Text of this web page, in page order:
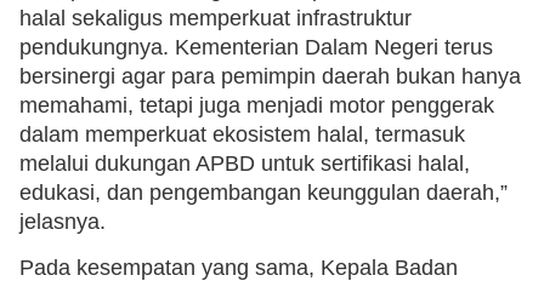
halal sekaligus memperkuat infrastruktur
pendukungnya. Kementerian Dalam Negeri terus
bersinergi agar para pemimpin daerah bukan hanya
memahami, tetapi juga menjadi motor penggerak
dalam memperkuat ekosistem halal, termasuk
melalui dukungan APBD untuk sertifikasi halal,
edukasi, dan pengembangan keunggulan daerah,”
jelasnya.
Pada kesempatan yang sama, Kepala Badan